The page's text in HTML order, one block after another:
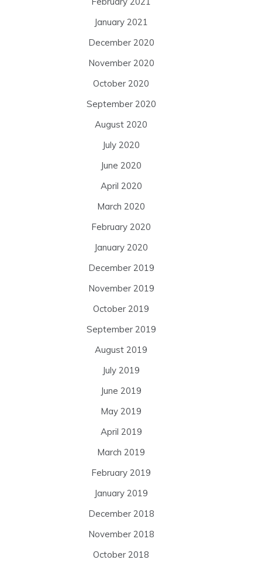
January 2021
December 2020
November 2020
October 2020
September 2020
August 2020
July 2020
June 2020
April 2020
March 2020
February 2020
January 2020
December 2019
November 2019
October 2019
September 2019
August 2019
July 2019
June 2019
May 2019
April 2019
March 2019
February 2019
January 2019
December 2018
November 2018
October 2018